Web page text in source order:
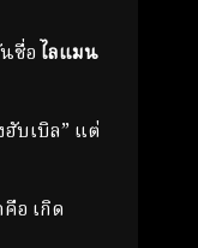
ชื่อ ไลแมน
บเบิล” แต่
อ เกิด